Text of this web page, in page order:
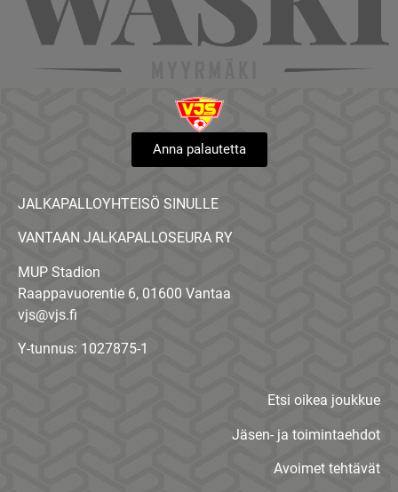
Anna palautetta
JALKAPALLOYHTEISÖ SINULLE
VANTAAN JALKAPALLOSEURA RY
MUP Stadion
Raappavuorentie 6, 01600 Vantaa
vjs@vjs.fi
Y-tunnus: 1027875-1
Etsi oikea joukkue
Jäsen- ja toimintaehdot
Avoimet tehtävät